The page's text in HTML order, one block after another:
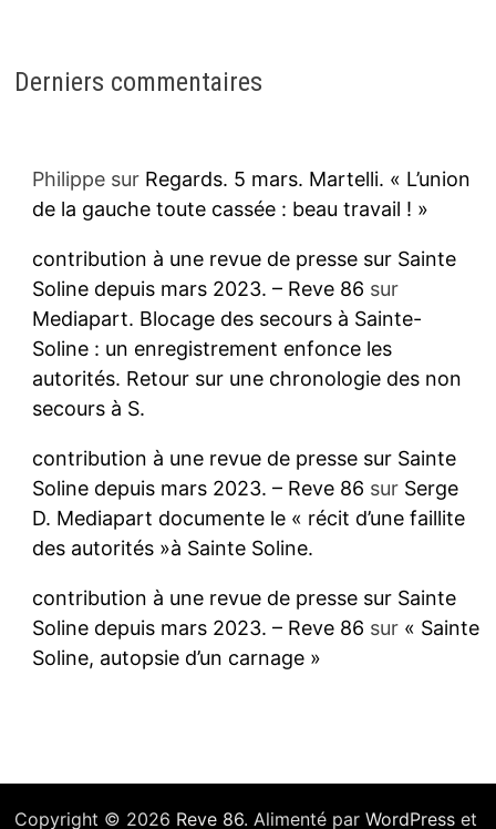
Derniers commentaires
Philippesur Regards. 5 mars. Martelli. « L’union
de la gauche toute cassée : beau travail ! »
contribution à une revue de presse sur Sainte
Soline depuis mars 2023. – Reve 86 sur
Mediapart. Blocage des secours à Sainte-
Soline : un enregistrement enfonce les
autorités. Retour sur une chronologie des non
secours à S.
contribution à une revue de presse sur Sainte
Soline depuis mars 2023. – Reve 86 sur Serge
D. Mediapart documente le « récit d’une faillite
des autorités »à Sainte Soline.
contribution à une revue de presse sur Sainte
Soline depuis mars 2023. – Reve 86 sur « Sainte
Soline, autopsie d’un carnage »
Copyright © 2026 Reve 86. Alimenté par WordPresset